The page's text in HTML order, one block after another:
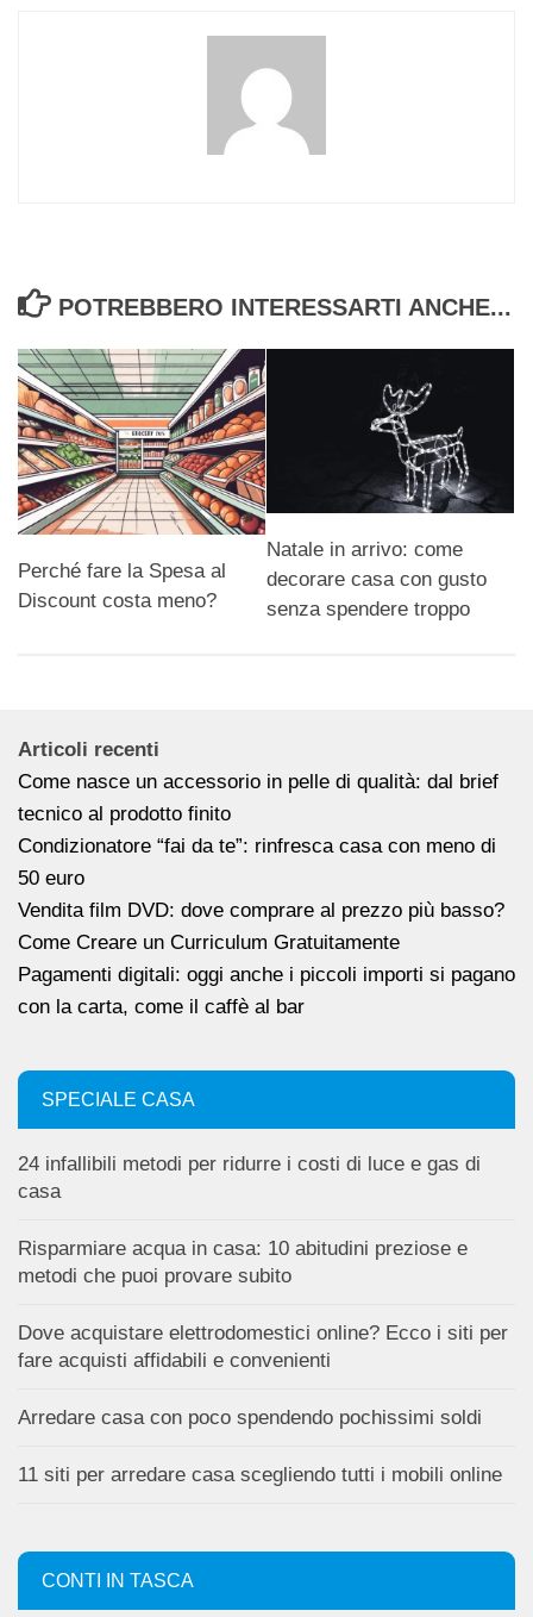
POTREBBERO INTERESSARTI ANCHE...
Perché fare la Spesa al
Discount costa meno?
Natale in arrivo: come
decorare casa con gusto
senza spendere troppo
Articoli recenti
Come nasce un accessorio in pelle di qualità: dal brief
tecnico al prodotto finito
Condizionatore “fai da te”: rinfresca casa con meno di
50 euro
Vendita film DVD: dove comprare al prezzo più basso?
Come Creare un Curriculum Gratuitamente
Pagamenti digitali: oggi anche i piccoli importi si pagano
con la carta, come il caffè al bar
SPECIALE CASA
24 infallibili metodi per ridurre i costi di luce e gas di
casa
Risparmiare acqua in casa: 10 abitudini preziose e
metodi che puoi provare subito
Dove acquistare elettrodomestici online? Ecco i siti per
fare acquisti affidabili e convenienti
Arredare casa con poco spendendo pochissimi soldi
11 siti per arredare casa scegliendo tutti i mobili online
CONTI IN TASCA